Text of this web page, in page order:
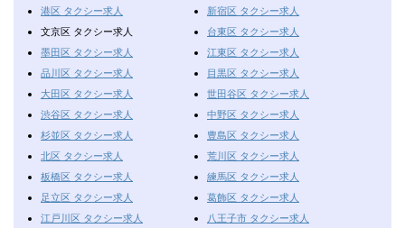
港区 タクシー求人
新宿区 タクシー求人
文京区 タクシー求人
台東区 タクシー求人
墨田区 タクシー求人
江東区 タクシー求人
品川区 タクシー求人
目黒区 タクシー求人
大田区 タクシー求人
世田谷区 タクシー求人
渋谷区 タクシー求人
中野区 タクシー求人
杉並区 タクシー求人
豊島区 タクシー求人
北区 タクシー求人
荒川区 タクシー求人
板橋区 タクシー求人
練馬区 タクシー求人
足立区 タクシー求人
葛飾区 タクシー求人
江戸川区 タクシー求人
八王子市 タクシー求人